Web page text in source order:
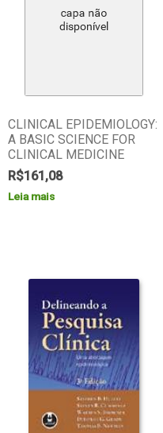
CLINICAL EPIDEMIOLOGY:
A BASIC SCIENCE FOR
CLINICAL MEDICINE
R$161,08
Leia mais